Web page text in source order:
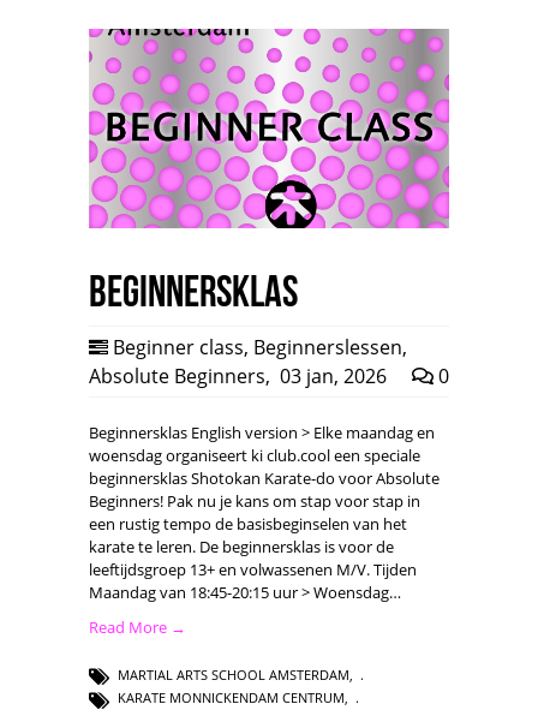
Beginnersklas
Beginner class, Beginnerslessen,
Absolute Beginners, 03 jan, 2026 0
Beginnersklas English version > Elke maandag en
woensdag organiseert ki club.cool een speciale
beginnersklas Shotokan Karate-do voor Absolute
Beginners! Pak nu je kans om stap voor stap in
een rustig tempo de basisbeginselen van het
karate te leren. De beginnersklas is voor de
leeftijdsgroep 13+ en volwassenen M/V. Tijden
Maandag van 18:45-20:15 uur > Woensdag…
Read More →
MARTIAL ARTS SCHOOL AMSTERDAM,
KARATE MONNICKENDAM CENTRUM,